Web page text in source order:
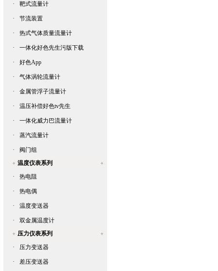
· 靶式流量计
· 节流装置
· 热式气体质量流量计
· 一体化好色先生污版下载
· 好色App
· 气体涡轮流量计
· 金属管浮子流量计
· 温压补偿好色tv先生
· 一体化威力巴流量计
· 蒸汽流量计
·
阀门组
温度仪表系列
·
热电阻
· 热电偶
· 温度变送器
·
双金属温度计
压力仪表系列
·
压力变送器
· 差压变送器